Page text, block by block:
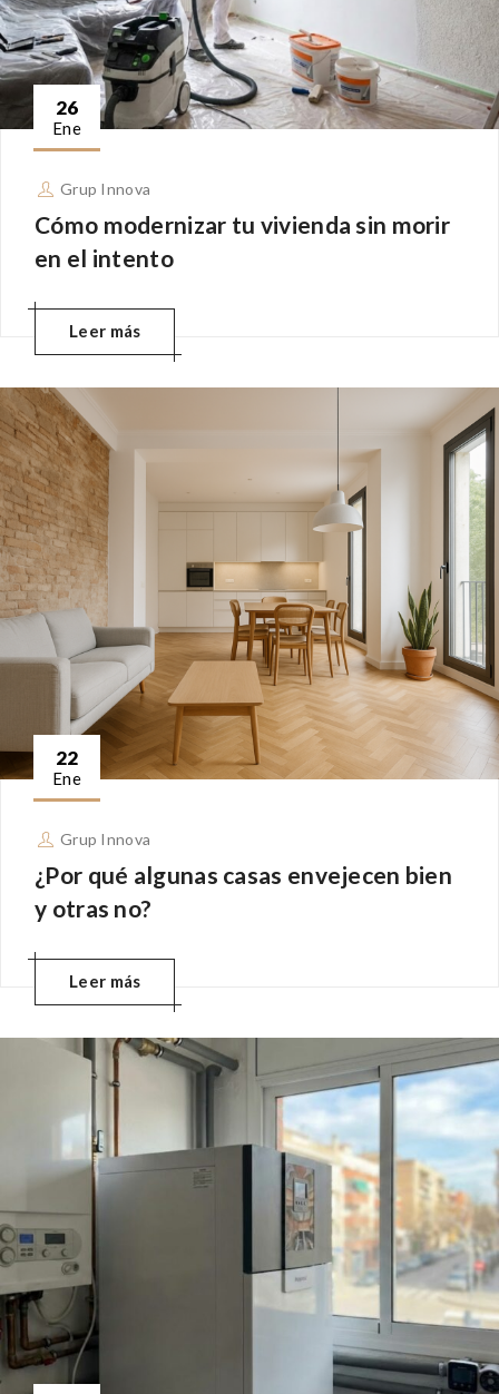
26
Ene
Grup Innova
Cómo modernizar tu vivienda sin morir
en el intento
Leer más
22
Ene
Grup Innova
¿Por qué algunas casas envejecen bien
y otras no?
Leer más